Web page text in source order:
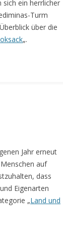
sich ein herrlicher
Turm
über die
„.
Jahr erneut
auf
dass
Eigenarten
„Land und